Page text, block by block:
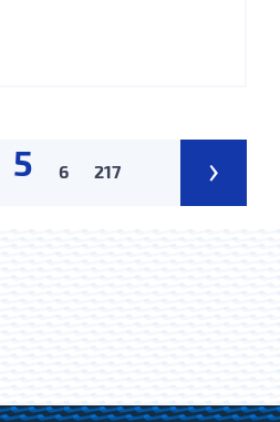
5 6 217 ›